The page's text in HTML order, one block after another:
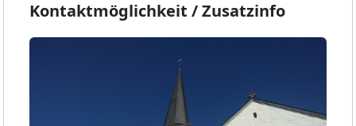
Kontaktmöglichkeit / Zusatzinfo